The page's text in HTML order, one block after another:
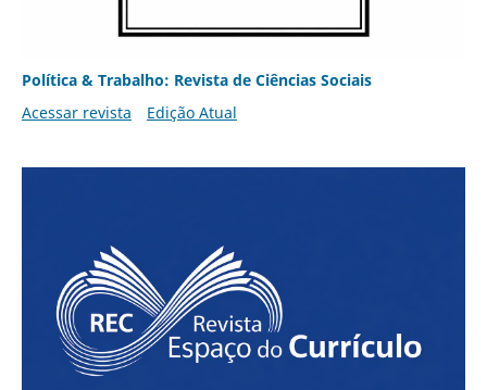
Política & Trabalho: Revista de Ciências Sociais
Acessar revista
Edição Atual